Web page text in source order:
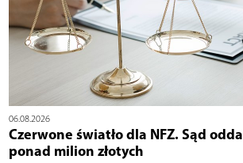
06.08.2026
Czerwone światło dla NFZ. Sąd
ponad milion złotych